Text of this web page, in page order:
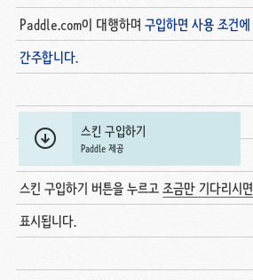
Paddle.com이 대행하며구입하면 사용 조건
간주합니다.
스킨 구입하기
Paddle 제공
스킨 구입하기 버튼을 누르고조금만 기다리시면
표시됩니다.